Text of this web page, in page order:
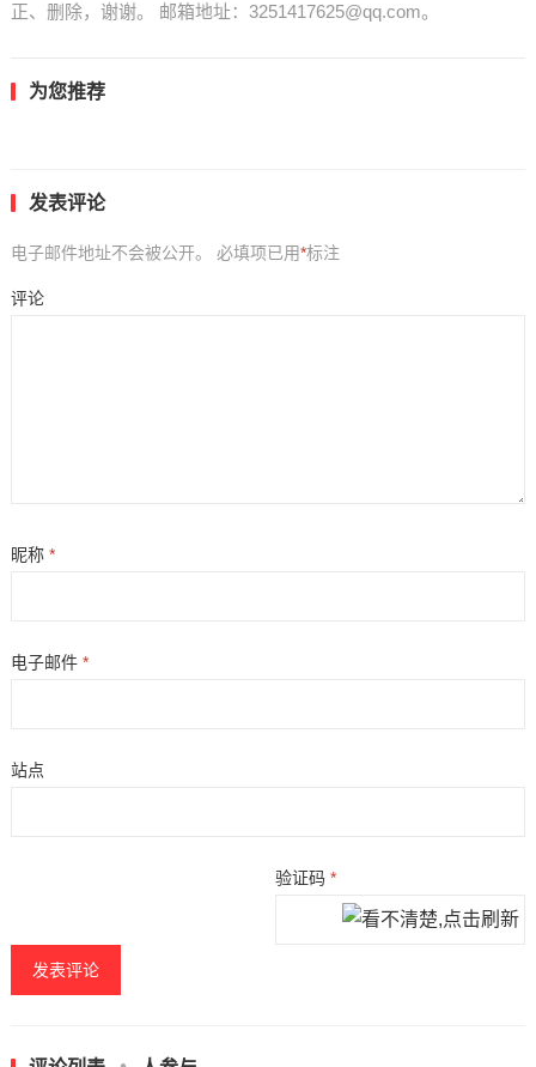
正、删除，谢谢。 邮箱地址：3251417625@qq.com。
为您推荐
发表评论
电子邮件地址不会被公开。 必填项已用*标注
评论
昵称 *
电子邮件 *
站点
验证码*